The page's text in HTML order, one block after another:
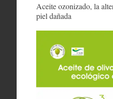
Aceite ozonizado, la
piel dañada